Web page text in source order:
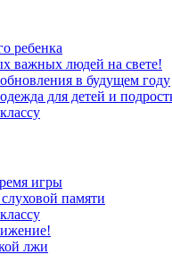
ребенка
важных людей на свете!
в будущем году
для детей и
игры
памяти
лжи